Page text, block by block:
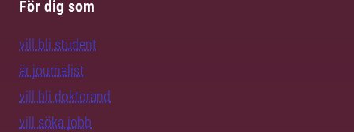
För dig som
vill bli student
är journalist
vill bli doktorand
vill söka jobb